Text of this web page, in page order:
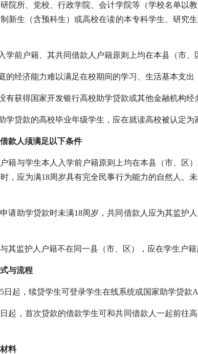
院所、党校、行政学院、会计学院等（学校名单以
新生（含预科生）或高校在读的本专科学生、研究
学前户籍、其共同借款人户籍原则上均在本县（市、
的经济能力难以满足在校期间的学习、生活基本支出
有获得国家开发银行高校助学贷款或其他金融机构经
学贷款的高校毕业年级学生，应在就读高校被认定为
借款人须满足以下条件
籍与学生本人入学前户籍原则上均在本县（市、区
，应为满18周岁具有完全民事行为能力的自然人。
请助学贷款时未满18周岁，共同借款人应为其监护
其监护人户籍不在同一县（市、区），应在学生户籍
与流程
日起，续贷学生可登录学生在线系统或国家助学贷款
日起，首次贷款的借款学生可和共同借款人一起前往
料